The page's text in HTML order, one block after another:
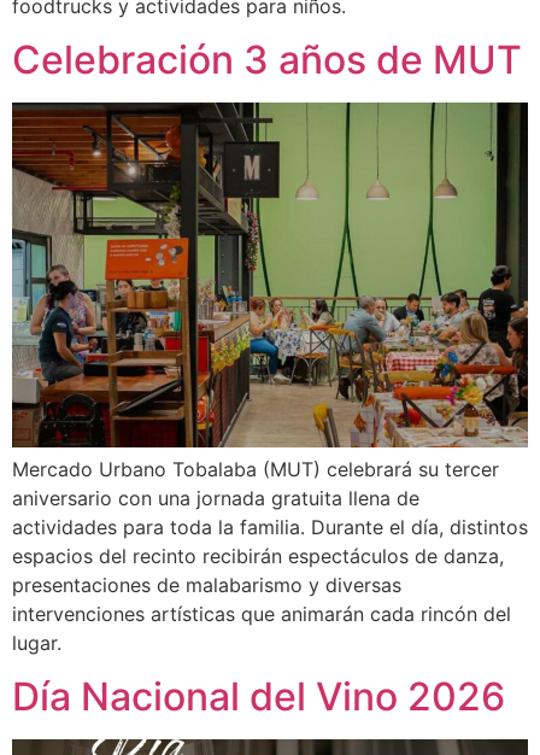
foodtrucks y actividades para niños.
Celebración 3 años de MUT
Mercado Urbano Tobalaba (MUT) celebrará su tercer
aniversario con una jornada gratuita llena de
actividades para toda la familia. Durante el día, distintos
espacios del recinto recibirán espectáculos de danza,
presentaciones de malabarismo y diversas
intervenciones artísticas que animarán cada rincón del
lugar.
Día Nacional del Vino 2026